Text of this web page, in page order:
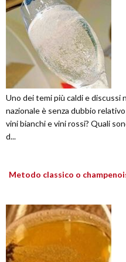
Uno dei temi più caldi e discussi
nazionale è senza dubbio
vini bianchi e vini rossi? Quali
d...
Metodo classico o